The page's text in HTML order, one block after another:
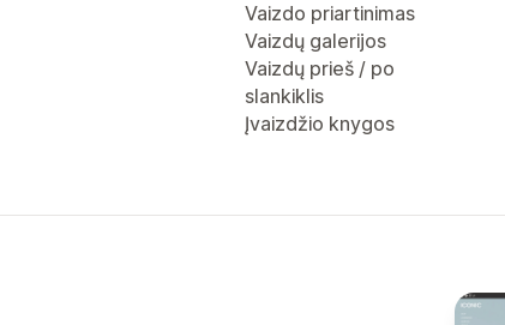
Vaizdo priartinimas
Vaizdų galerijos
Vaizdų prieš / po
slankiklis
Įvaizdžio knygos